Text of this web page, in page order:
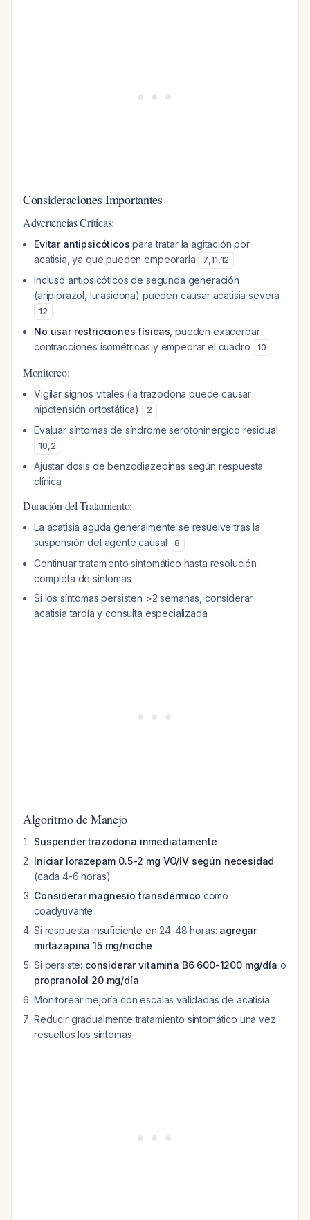
Consideraciones Importantes
Advertencias Críticas:
Evitar antipsicóticos para tratar la agitación por
acatisia, ya que pueden empeorarla
7,11,12
Incluso antipsicóticos de segunda generación
(aripiprazol, lurasidona) pueden causar acatisia severa
12
No usar restricciones físicas , pueden exacerbar
contracciones isométricas y empeorar el cuadro
10
Monitoreo:
Vigilar signos vitales (la trazodona puede causar
hipotensión ortostática)
2
Evaluar síntomas de síndrome serotoninérgico residual
10,2
Ajustar dosis de benzodiazepinas según respuesta
clínica
Duración del Tratamiento:
La acatisia aguda generalmente se resuelve tras la
suspensión del agente causal
8
Continuar tratamiento sintomático hasta resolución
completa de síntomas
Si los síntomas persisten >2 semanas, considerar
acatisia tardía y consulta especializada
Algoritmo de Manejo
Suspender trazodona inmediatamente
Iniciar lorazepam 0.5-2 mg VO/IV según necesidad
(cada 4-6 horas)
Considerar magnesio transdérmico como
coadyuvante
Si respuesta insuficiente en 24-48 horas: agregar
mirtazapina 15 mg/noche
Si persiste: considerar vitamina B6 600-1200 mg/día o
propranolol 20 mg/día
Monitorear mejoría con escalas validadas de acatisia
Reducir gradualmente tratamiento sintomático una vez
resueltos los síntomas